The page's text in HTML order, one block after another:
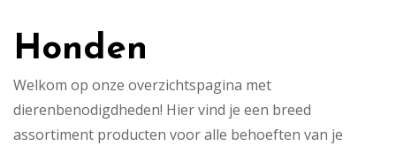
Honden
Welkom op onze overzichtspagina met
dierenbenodigdheden! Hier vind je een breed
assortiment producten voor alle behoeften van je